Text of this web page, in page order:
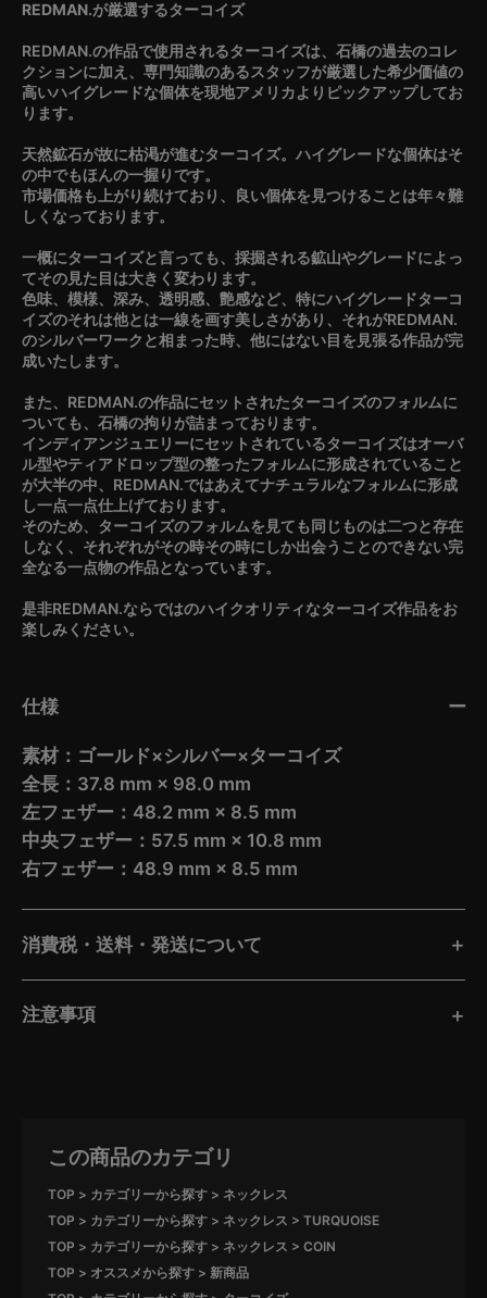
REDMAN.が厳選するターコイズ
REDMAN.の作品で使用されるターコイズは、石橋の過去のコレ
クションに加え、専門知識のあるスタッフが厳選した希少価値の
高いハイグレードな個体を現地アメリカよりピックアップしてお
ります。
天然鉱石が故に枯渇が進むターコイズ。ハイグレードな個体はそ
の中でもほんの一握りです。
市場価格も上がり続けており、良い個体を見つけることは年々難
しくなっております。
一概にターコイズと言っても、採掘される鉱山やグレードによっ
てその見た目は大きく変わります。
色味、模様、深み、透明感、艶感など、特にハイグレードターコ
イズのそれは他とは一線を画す美しさがあり、それがREDMAN.
のシルバーワークと相まった時、他にはない目を見張る作品が完
成いたします。
また、REDMAN.の作品にセットされたターコイズのフォルムに
ついても、石橋の拘りが詰まっております。
インディアンジュエリーにセットされているターコイズはオーバ
ル型やティアドロップ型の整ったフォルムに形成されていること
が大半の中、REDMAN.ではあえてナチュラルなフォルムに形成
し一点一点仕上げております。
そのため、ターコイズのフォルムを見ても同じものは二つと存在
しなく、それぞれがその時その時にしか出会うことのできない完
全なる一点物の作品となっています。
是非REDMAN.ならではのハイクオリティなターコイズ作品をお
楽しみください。
仕様
素材：ゴールド×シルバー×ターコイズ
全長：37.8 mm × 98.0 mm
左フェザー：48.2 mm × 8.5 mm
中央フェザー：57.5 mm × 10.8 mm
右フェザー：48.9 mm × 8.5 mm
消費税・送料・発送について
注意事項
この商品のカテゴリ
TOP カテゴリーから探す
ネックレス
TOP
カテゴリーから探す ネックレス
TURQUOISE
TOP
カテゴリーから探す ネックレス
COIN
TOP
オススメから探す
新商品